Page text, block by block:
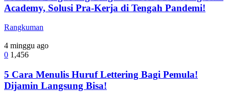
Academy, Solusi Pra-Kerja di Tengah Pandemi!
Rangkuman
4 minggu ago
0 1,456
5 Cara Menulis Huruf Lettering Bagi Pemula!
Dijamin Langsung Bisa!